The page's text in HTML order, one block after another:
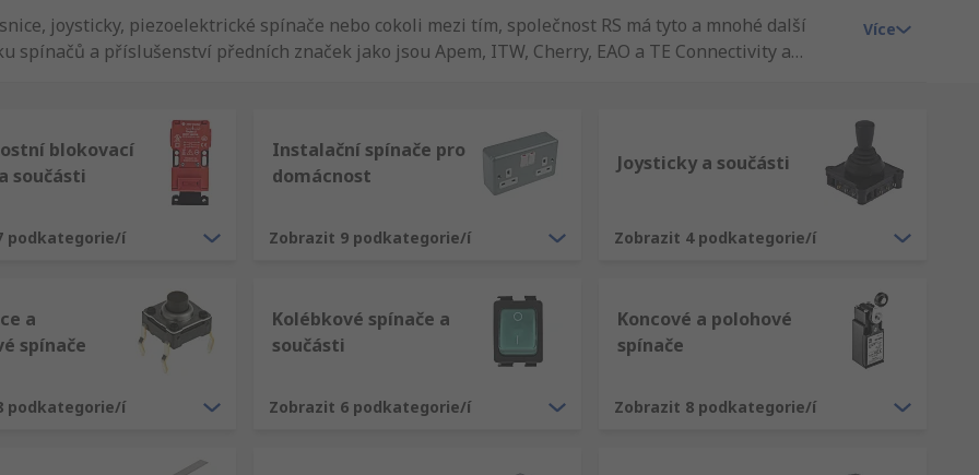
joysticky, piezoelektrické spínače nebo cokoli mezi tím, společnost RS má tyto a mnohé další
spínačů a příslušenství předních značek jako jsou Apem, ITW, Cherry, EAO a TE Connectivity a
Více
blokovací
součásti
podkategorie/í
Instalační spínače pro
domácnost
Zobrazit 9 podkategorie/í
Joysticky a součásti
Zobrazit 4 podkategorie/í
a
spínače
podkategorie/í
Kolébkové spínače a
součásti
Zobrazit 6 podkategorie/í
Koncové a polohové
spínače
Zobrazit 8 podkategorie/í